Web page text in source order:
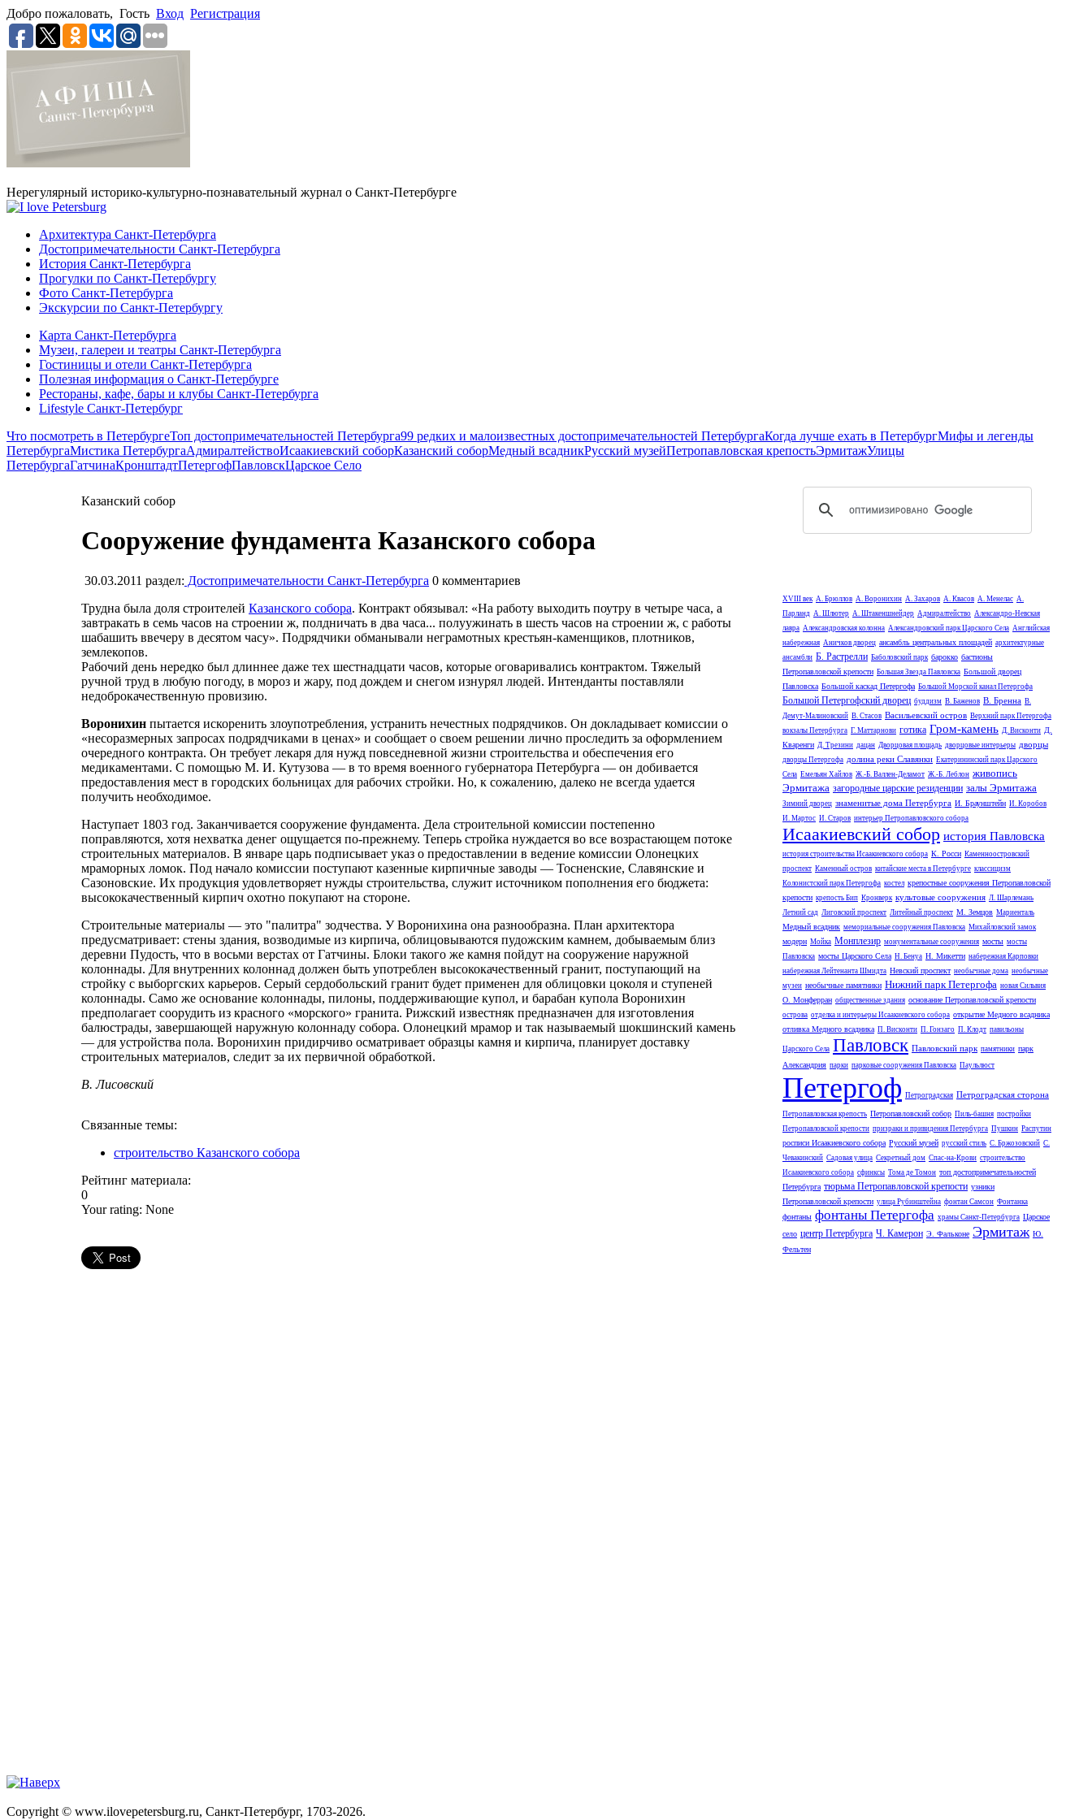
Добро пожаловать, Гость Вход Регистрация
Нерегулярный историко-культурно-познавательный журнал о Санкт-Петербурге
Архитектура Санкт-Петербурга
Достопримечательности Санкт-Петербурга
История Санкт-Петербурга
Прогулки по Санкт-Петербургу
Фото Санкт-Петербурга
Экскурсии по Санкт-Петербургу
Карта Санкт-Петербурга
Музеи, галереи и театры Санкт-Петербурга
Гостиницы и отели Санкт-Петербурга
Полезная информация о Санкт-Петербурге
Рестораны, кафе, бары и клубы Санкт-Петербурга
Lifestyle Санкт-Петербург
Что посмотреть в ПетербургеТоп достопримечательностей Петербурга99 редких и малоизвестных достопримечательностей ПетербургаКогда лучше ехать в ПетербургМифы и легенды
ПетербургаМистика ПетербургаАдмиралтействоИсаакиевский соборКазанский соборМедный всадникРусский музейПетропавловская крепостьЭрмитажУлицы
ПетербургаГатчинаКронштадтПетергофПавловскЦарское Село
Казанский собор
Сооружение фундамента Казанского собора
30.03.2011 раздел: Достопримечательности Санкт-Петербурга 0 комментариев
Трудна была доля строителей Казанского собора. Контракт обязывал: «На работу выходить поутру в четыре часа, а
завтракать в семь часов на строении ж, полдничать в два часа... полуужинать в шесть часов на строении ж, с работы
шабашить ввечеру в десятом часу». Подрядчики обманывали неграмотных крестьян-каменщиков, плотников,
землекопов.
Рабочий день нередко был длиннее даже тех шестнадцати часов, которые оговаривались контрактом. Тяжелый
ручной труд в любую погоду, в мороз и жару, под дождем и снегом изнурял людей. Интенданты поставляли
недоброкачественную провизию.
Воронихин пытается искоренить злоупотребления, устранить нечестных подрядчиков. Он докладывает комиссии о
«несоразмерных запросах подрядчиками в ценах» и сообщает о своем решении лично проследить за оформлением
очередного контракта. Он требует лекаря для нужд повседневной жизни строительства и обеспечения его
медикаментами. С помощью М. И. Кутузова — в то время военного губернатора Петербурга — он добивается
предоставления мест в городских больницах для рабочих стройки. Но, к сожалению, далеко не всегда удается
получить необходимое.
Наступает 1803 год. Заканчивается сооружение фундамента. Дела строительной комиссии постепенно
поправляются, хотя нехватка денег ощущается по-прежнему. Теперь стройка нуждается во все возрастающем потоке
строительных материалов. В январе царь подписывает указ о предоставлении в ведение комиссии Олонецких
мраморных ломок. Под начало комиссии поступают казенные кирпичные заводы — Тосненские, Славянские и
Сазоновские. Их продукция удовлетворяет нужды строительства, служит источником пополнения его бюджета:
высококачественный кирпич охотно покупают на стороне.
Строительные материалы — это "палитра" зодчества. У Воронихина она разнообразна. План архитектора
предусматривает: стены здания, возводимые из кирпича, облицовываются пудожским камнем, добываемым близ
деревни Пудость, что в восьми верстах от Гатчины. Блоки такого же камня пойдут на сооружение наружной
колоннады. Для внутренних колоннад должен быть употреблен высококачественный гранит, поступающий на
стройку с выборгских карьеров. Серый сердобольский гранит будет применен для облицовки цоколя и ступеней
колоннады. Само же основание колоннады, пилоны, поддерживающие купол, и барабан купола Воронихин
предполагает соорудить из красного «морского» гранита. Рижский известняк предназначен для изготовления
балюстрады, завершающей наружную колоннаду собора. Олонецкий мрамор и так называемый шокшинский камень
— для устройства пола. Воронихин придирчиво осматривает образцы камня и кирпича, планирует доставку
строительных материалов, следит за их первичной обработкой.
В. Лисовский
Связанные темы:
строительство Казанского собора
Рейтинг материала:
0
Your rating: None
XVIII век А. Брюллов А. Воронихин А. Захаров А. Квасов А. Менелас А.
Парланд А. Шлютер А. Штакеншнейдер Адмиралтейство Александро-Невская
лавра Александровская колонна Александровский парк Царского Села Английская
набережная Аничков дворец ансамбль центральных площадей архитектурные
ансамбли Б. Растрелли Баболовский парк барокко бастионы
Петропавловской крепости Большая Звезда Павловска Большой дворец
Павловска Большой каскад Петергофа Большой Морской канал Петергофа
Большой Петергофский дворец буддизм В. Баженов В. Бренна В.
Демут-Малиновский В. Стасов Васильевский остров Верхний парк Петергофа
вокзалы Петербурга Г. Маттарнови готика Гром-камень Д. Висконти Д.
Кваренги Д. Трезини дацан Дворцовая площадь дворцовые интерьеры дворцы
дворцы Петергофа долина реки Славянки Екатерининский парк Царского
Села Емельян Хайлов Ж.-Б. Валлен-Деламот Ж.-Б. Леблон живопись
Эрмитажа загородные царские резиденции залы Эрмитажа
Зимний дворец знаменитые дома Петербурга И. Браунштейн И. Коробов
И. Мартос И. Старов интерьер Петропавловского собора
Исаакиевский собор история Павловска
история строительства Исаакиевского собора К. Росси Каменноостровский
проспект Каменный остров китайские места в Петербурге классицизм
Колонистский парк Петергофа костел крепостные сооружения Петропавловской
крепости крепость Бип Кронверк культовые сооружения Л. Шарлемань
Летний сад Лиговский проспект Литейный проспект М. Земцов Мариенталь
Медный всадник мемориальные сооружения Павловска Михайловский замок
модерн Мойка Монплезир монументальные сооружения мосты мосты
Павловска мосты Царского Села Н. Бенуа Н. Микетти набережная Карповки
набережная Лейтенанта Шмидта Невский проспект необычные дома необычные
музеи необычные памятники Нижний парк Петергофа новая Сильвия
О. Монферран общественные здания основание Петропавловской крепости
острова отделка и интерьеры Исаакиевского собора открытие Медного всадника
отливка Медного всадника П. Висконти П. Гонзаго П. Клодт павильоны
Царского Села Павловск Павловский парк памятники парк
Александрия парки парковые сооружения Павловска Паульлюст
Петергоф Петроградская Петроградская сторона
Петропавловская крепость Петропавловский собор Пиль-башня постройки
Петропавловской крепости призраки и привидения Петербурга Пушкин Распутин
росписи Исаакиевского собора Русский музей русский стиль С. Бржозовский С.
Чевакинский Садовая улица Секретный дом Спас-на-Крови строительство
Исаакиевского собора сфинксы Тома де Томон топ достопримечательностей
Петербурга тюрьма Петропавловской крепости узники
Петропавловской крепости улица Рубинштейна фонтан Самсон Фонтанка
фонтаны фонтаны Петергофа храмы Санкт-Петербурга Царское
село центр Петербурга Ч. Камерон Э. Фальконе Эрмитаж Ю.
Фельтен
Copyright © www.ilovepetersburg.ru, Санкт-Петербург, 1703-2026.